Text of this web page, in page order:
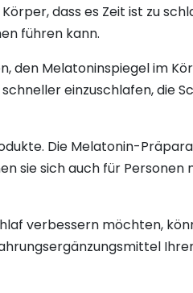
dass es Zeit ist zu
führen kann.
den Melatoninspiegel im
einzuschlafen, die
Die Melatonin-
sie sich auch für
verbessern möchten,